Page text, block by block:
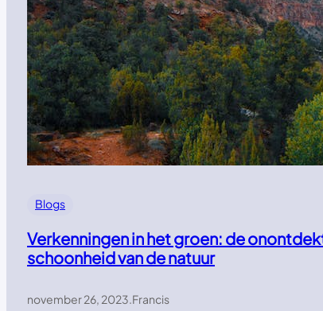
Blogs
Verkenningen in het groen: de
schoonheid van de natuur
november 26, 2023.Francis